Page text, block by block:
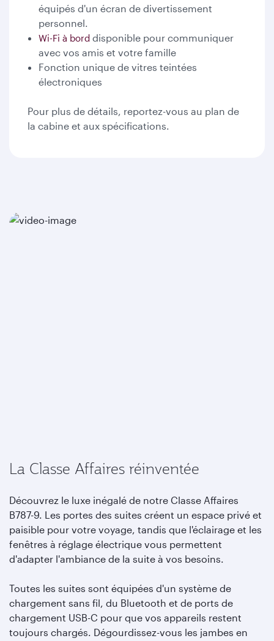
équipés d'un écran de divertissement
personnel.
Wi-Fi à bord disponible pour communiquer
avec vos amis et votre famille
Fonction unique de vitres teintées
électroniques
Pour plus de détails, reportez-vous au plan de
la cabine et aux spécifications.
La Classe Affaires réinventée
Découvrez le luxe inégalé de notre Classe Affaires
B787-9. Les portes des suites créent un espace privé et
paisible pour votre voyage, tandis que l'éclairage et les
fenêtres à réglage électrique vous permettent
d'adapter l'ambiance de la suite à vos besoins.
Toutes les suites sont équipées d'un système de
chargement sans fil, du Bluetooth et de ports de
chargement USB-C pour que vos appareils restent
toujours chargés. Dégourdissez-vous les jambes en